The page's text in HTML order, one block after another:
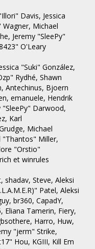
Davis, Jessica
Wagner, Michael
Jeremy "SleePy"
O'Leary
"Suki" González,
Rydhé, Shawn
Antechinus, Bjoern
emanuele, Hendrik
"SleePy" Darwood,
Karl
Michael
"Thantos" Miller,
"Orstio"
et winrules
shadav, Steve, Aleksi
Patel, Aleksi
br360, CapadY,
Eliana Tamerin, Fiery,
Harro, Huw,
"jerm" Strike,
Hou, KGIII, Kill Em